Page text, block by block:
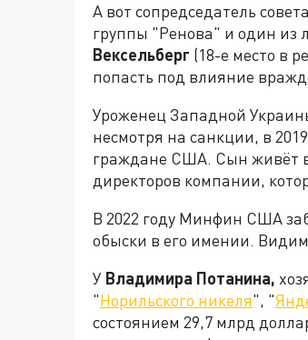
А вот сопредседатель
группы "Ренова" и один из
Вексельберг (18-е место в
попасть под влияние
Уроженец Западной
несмотря на санкции, в
граждане США. Сын живёт
директоров компании,
В 2022 году Минфин США
обыски в его имении.
У Владимира Потанина,
"Норильского никеля", "
состоянием 29,7 млрд